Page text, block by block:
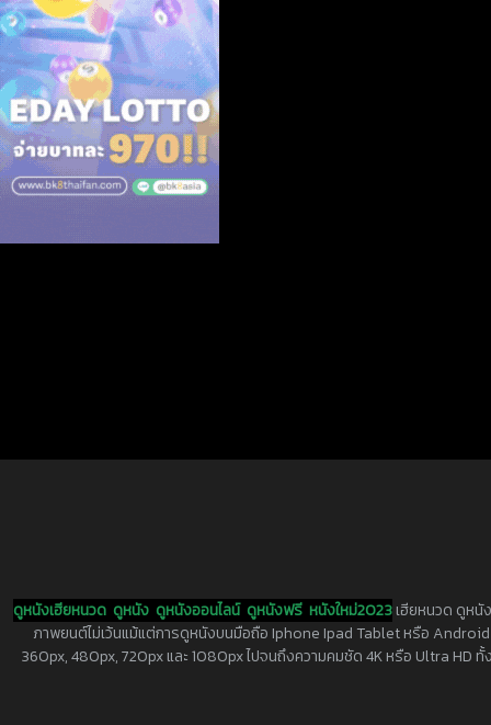
ดูหนังเฮียหนวด ดูหนัง ดูหนังออนไลน์ ดูหนังฟรี หนังใหม่2023เฮียหนวด ดูหนั
ภาพยนต์ไม่เว้นแม้แต่การดูหนังบนมือถือ Iphone Ipad Tablet หรือ
360px, 480px, 720px และ 1080px ไปจนถึงความคมชัด 4K หรือ Ultra HD